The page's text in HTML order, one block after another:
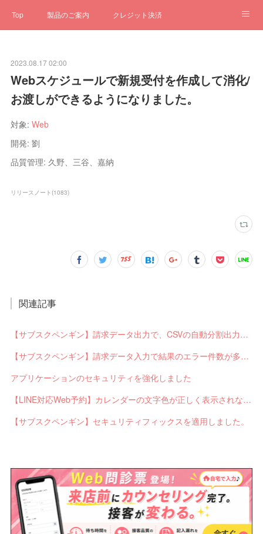
Top 製品のご案内 クレジット決済
お問合せ
2023.08.17 02:00
Webスケジュールで新規受付を作成して消化/
お渡しができるようになりました。
対象:Web
開発: 劉
品質管理: 久野、三谷、嘉納
リリースノート (1083)
関連記事
【サブスクペンギン】請求データ出力で、CSVの自動分割出力と出力ステータスの確認ができるようになりました。
【サブスクペンギン】請求データ入力で結果のエラー件数が多い場合に応答不能になるバグを修正しました。
アプリケーションのセキュリティを強化しました
【LINE対応Web予約】カレンダーの文字色が正しく表示されないバグを修正しました。
【サブスクペンギン】セキュリティフィックスを適用しました。